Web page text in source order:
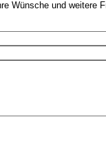
Wünsche und weitere